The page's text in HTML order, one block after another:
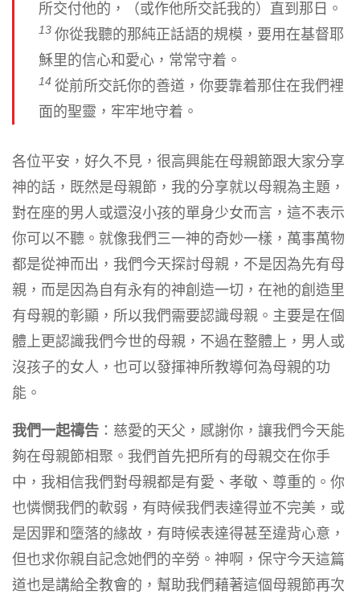
所交付他的，（或作他所交託我的）直到那日。
13 你從我聽的那純正話語的規模，要用在基督耶
穌里的信心和愛心，常常守着。
14 從前所交託你的善道，你要靠着那住在我們裡
面的聖靈，牢牢地守着。
各位平安，好久不見，很高興能在母親節跟大家分享
神的話，既然是母親節，我的分享就以母親為主題，
對在座的男人或還沒小孩的單身少女而言，這不表示
你可以不聽。就像我們三一神的奇妙一樣，萬事萬物
都是從神而出，我們今天探討母親，不是因為先有母
親，而是因為自有永有的神創造一切，在祂的創造里
有母親的彰顯，所以我們需要認識母親。主要是在個
體上更認識我們今世的母親，不過在整體上，男人或
沒孩子的女人，也可以發揮神所教導何為母親的功
能。
我們一起禱告 ：慈愛的天父，感謝你，讓我們今天能
夠在母親節相聚。我們首先把所有的母親交在你手
中，我相信我們對母親都是有愛、孝敬、尊重的。你
也憐憫我們的軟弱，有時候我們表達得並不完美，或
是因罪和墮落的緣故，有時候表達得甚至違背心意，
但也求你親自記念她們的辛勞。神啊，保守今天這篇
道也是講給全教會的，幫助我們藉著這個母親節再次